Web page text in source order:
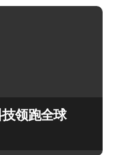
领跑全球